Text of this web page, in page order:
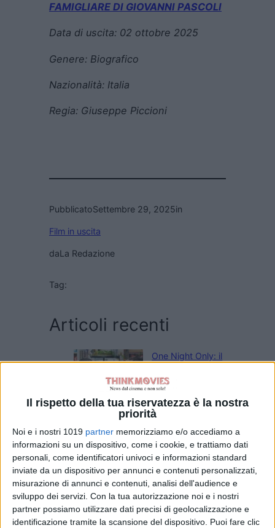
Il rispetto della tua riservatezza è la nostra
priorità
Noi e i nostri 1019 partner memorizziamo e/o accediamo a
informazioni su un dispositivo, come i cookie, e trattiamo dati
personali, come identificatori univoci e informazioni standard
inviate da un dispositivo per annunci e contenuti personalizzati,
misurazione di annunci e contenuti, analisi dell'audience e
sviluppo dei servizi. Con la tua autorizzazione noi e i nostri
partner possiamo utilizzare dati precisi di geolocalizzazione e
identificazione tramite la scansione del dispositivo. Puoi fare clic
FAMIGLIARE DI GIOVANNI PASCOLI
Data di uscita: 02 ottobre 2025
Genere: Biografico
Nazionalità: Italia
Regia: Giuseppe Piccioni
PubblicatoSettembre 29, 2025in
Film in uscita
daLa Redazione
Tag:
Articoli recenti
One Night Only: il
comprende i
paragoni con The
Purge
Spider-Man:
Brand New Day,
ecco come i ninja
della Mano
richiamano la
Fenice di Jean
Grey